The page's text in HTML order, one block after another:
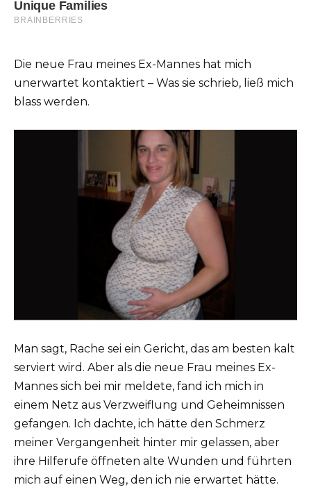
Die neue Frau meines Ex-Mannes hat mich
unerwartet kontaktiert – Was sie schrieb, ließ mich
blass werden.
Man sagt, Rache sei ein Gericht, das am besten kalt
serviert wird. Aber als die neue Frau meines Ex-
Mannes sich bei mir meldete, fand ich mich in
einem Netz aus Verzweiflung und Geheimnissen
gefangen. Ich dachte, ich hätte den Schmerz
meiner Vergangenheit hinter mir gelassen, aber
ihre Hilferufe öffneten alte Wunden und führten
mich auf einen Weg, den ich nie erwartet hätte.